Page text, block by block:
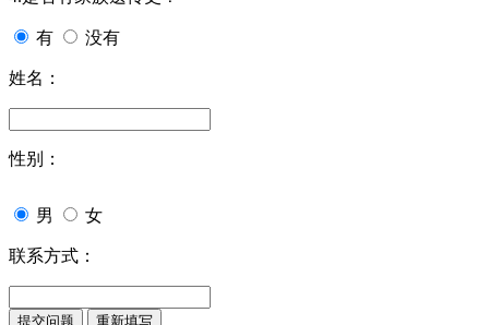
有 没有
姓名：
性别：
男 女
联系方式：